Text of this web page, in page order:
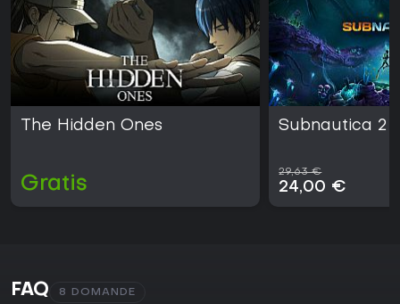
The Hidden Ones
Gratis
Subnautica 2
29,63 €
24,00 €
FAQ 8 DOMANDE